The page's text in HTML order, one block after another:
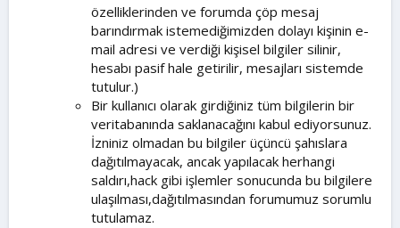
özelliklerinden ve forumda çöp mesaj
barındırmak istemediğimizden dolayı kişinin e-
mail adresi ve verdiği kişisel bilgiler silinir,
hesabı pasif hale getirilir, mesajları sistemde
tutulur.)
Bir kullanıcı olarak girdiğiniz tüm bilgilerin bir
veritabanında saklanacağını kabul ediyorsunuz.
İzniniz olmadan bu bilgiler üçüncü şahıslara
dağıtılmayacak, ancak yapılacak herhangi
saldırı,hack gibi işlemler sonucunda bu bilgilere
ulaşılması,dağıtılmasından forumumuz sorumlu
tutulamaz.